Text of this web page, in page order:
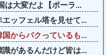
は大変だよ【ポーラ...
ッフェル塔を見せて...
からパクっているも...
があるんだけど皆は...